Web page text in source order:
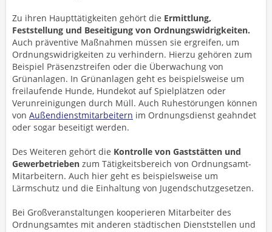
Zu ihren Haupttätigkeiten gehört die Ermittlung,
Feststellung und Beseitigung von Ordnungswidrigkeiten.
Auch präventive Maßnahmen müssen sie ergreifen, um
Ordnungswidrigkeiten zu verhindern. Hierzu gehören zum
Beispiel Präsenzstreifen oder die Überwachung von
Grünanlagen. In Grünanlagen geht es beispielsweise um
freilaufende Hunde, Hundekot auf Spielplätzen oder
Verunreinigungen durch Müll. Auch Ruhestörungen können
von Außendienstmitarbeitern im Ordnungsdienst geahndet
oder sogar beseitigt werden.
Des Weiteren gehört die Kontrolle von Gaststätten und
Gewerbetrieben zum Tätigkeitsbereich von Ordnungsamt-
Mitarbeitern. Auch hier geht es beispielsweise um
Lärmschutz und die Einhaltung von Jugendschutzgesetzen.
Bei Großveranstaltungen kooperieren Mitarbeiter des
Ordnungsamtes mit anderen städtischen Dienststellen und